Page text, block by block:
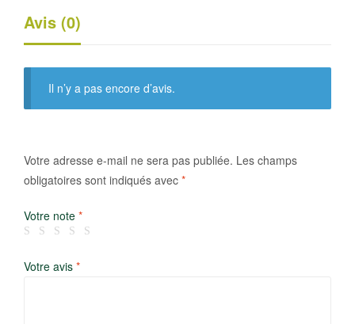
Avis (0)
Il n’y a pas encore d’avis.
Votre adresse e-mail ne sera pas publiée. Les champs
obligatoires sont indiqués avec *
Votre note *
Votre avis *